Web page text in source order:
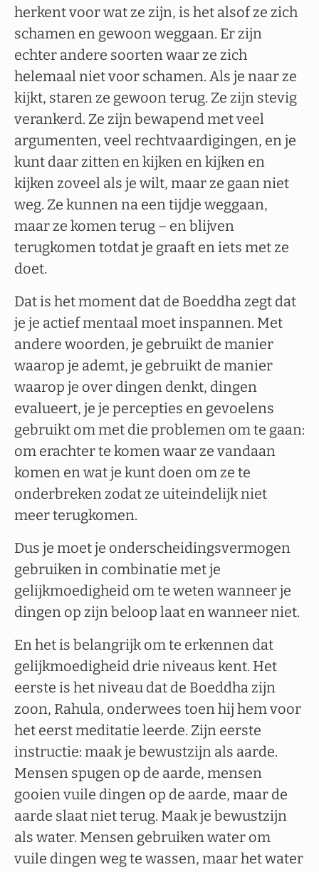
herkent voor wat ze zijn, is het alsof ze zich
schamen en gewoon weggaan. Er zijn
echter andere soorten waar ze zich
helemaal niet voor schamen. Als je naar ze
kijkt, staren ze gewoon terug. Ze zijn stevig
verankerd. Ze zijn bewapend met veel
argumenten, veel rechtvaardigingen, en je
kunt daar zitten en kijken en kijken en
kijken zoveel als je wilt, maar ze gaan niet
weg. Ze kunnen na een tijdje weggaan,
maar ze komen terug – en blijven
terugkomen totdat je graaft en iets met ze
doet.
Dat is het moment dat de Boeddha zegt dat
je je actief mentaal moet inspannen. Met
andere woorden, je gebruikt de manier
waarop je ademt, je gebruikt de manier
waarop je over dingen denkt, dingen
evalueert, je je percepties en gevoelens
gebruikt om met die problemen om te gaan:
om erachter te komen waar ze vandaan
komen en wat je kunt doen om ze te
onderbreken zodat ze uiteindelijk niet
meer terugkomen.
Dus je moet je onderscheidingsvermogen
gebruiken in combinatie met je
gelijkmoedigheid om te weten wanneer je
dingen op zijn beloop laat en wanneer niet.
En het is belangrijk om te erkennen dat
gelijkmoedigheid drie niveaus kent. Het
eerste is het niveau dat de Boeddha zijn
zoon, Rahula, onderwees toen hij hem voor
het eerst meditatie leerde. Zijn eerste
instructie: maak je bewustzijn als aarde.
Mensen spugen op de aarde, mensen
gooien vuile dingen op de aarde, maar de
aarde slaat niet terug. Maak je bewustzijn
als water. Mensen gebruiken water om
vuile dingen weg te wassen, maar het water